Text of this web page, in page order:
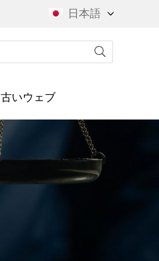
日本語
古いウェブ